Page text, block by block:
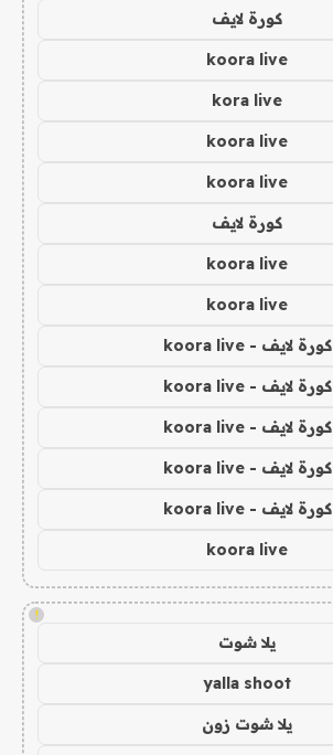
كورة لايف
koora live
kora live
koora live
koora live
كورة لايف
koora live
koora live
كورة لايف - koora live
كورة لايف - koora live
كورة لايف - koora live
كورة لايف - koora live
كورة لايف - koora live
koora live
!
يلا شوت
yalla shoot
يلا شوت زون